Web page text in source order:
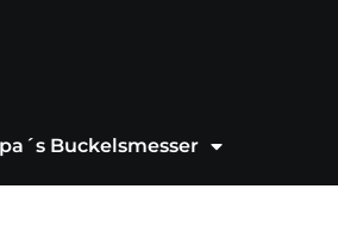
Buckelsmesser